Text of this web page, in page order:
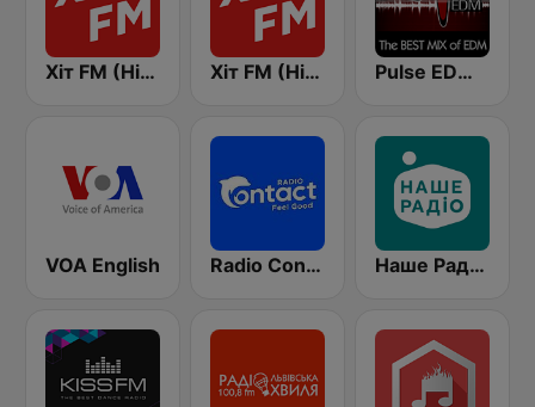
Хіт FM (Hit FM) Хіт FM (Hit FM) - Top Pulse EDM Dance Music
VOA English Radio Contact Наше Радио (Nashe Radio) 107.9